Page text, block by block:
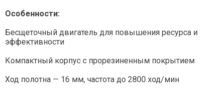
Особенности:
Бесщеточный двигатель для повышения ресурса и
эффективности
Компактный корпус с прорезиненным покрытием
Ход полотна — 16 мм, частота до 2800 ход/мин